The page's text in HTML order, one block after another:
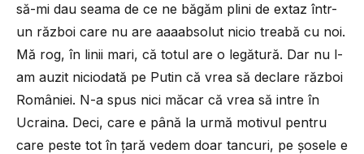
să-mi dau seama de ce ne băgăm plini de extaz într-
un război care nu are aaaabsolut nicio treabă cu noi.
Mă rog, în linii mari, că totul are o legătură. Dar nu l-
am auzit niciodată pe Putin că vrea să declare război
României. N-a spus nici măcar că vrea să intre în
Ucraina. Deci, care e până la urmă motivul pentru
care peste tot în țară vedem doar tancuri, pe șosele e